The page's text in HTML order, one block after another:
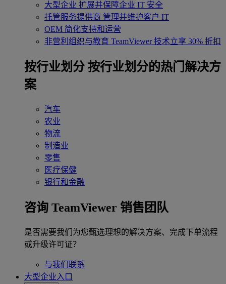
大型企业 扩展并保障企业 IT 安全
托管服务提供商 管理并维护客户 IT
OEM 简化支持和运营
非营利组织与教育 TeamViewer 技术立享 30% 折扣
‌按行业划分 按行业划分的热门解决方
案
汽车
农业
物流
制造业
零售
医疗保健
银行和金融
咨询 TeamViewer 销售团队
是否需要我们为您甄选理想的解决方案、完成下单流程
或升级许可证？
与我们联系
大型企业入口